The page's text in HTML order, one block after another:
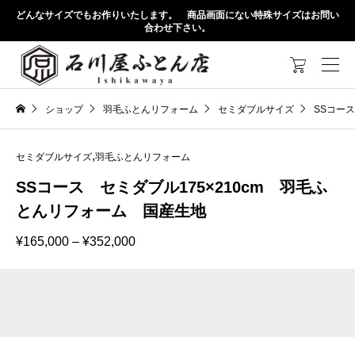
どんなサイズでもお作りいたします。 商品画面にない特殊サイズはお問い
合わせ下さい。

ショップ 羽毛ふとんリフォーム セミダブルサイズ SSコー
セミダブルサイズ,羽毛ふとんリフォーム
SSコース セミダブル175×210cm 羽毛ふ
とんリフォーム 国産生地
¥165,000 – ¥352,000価